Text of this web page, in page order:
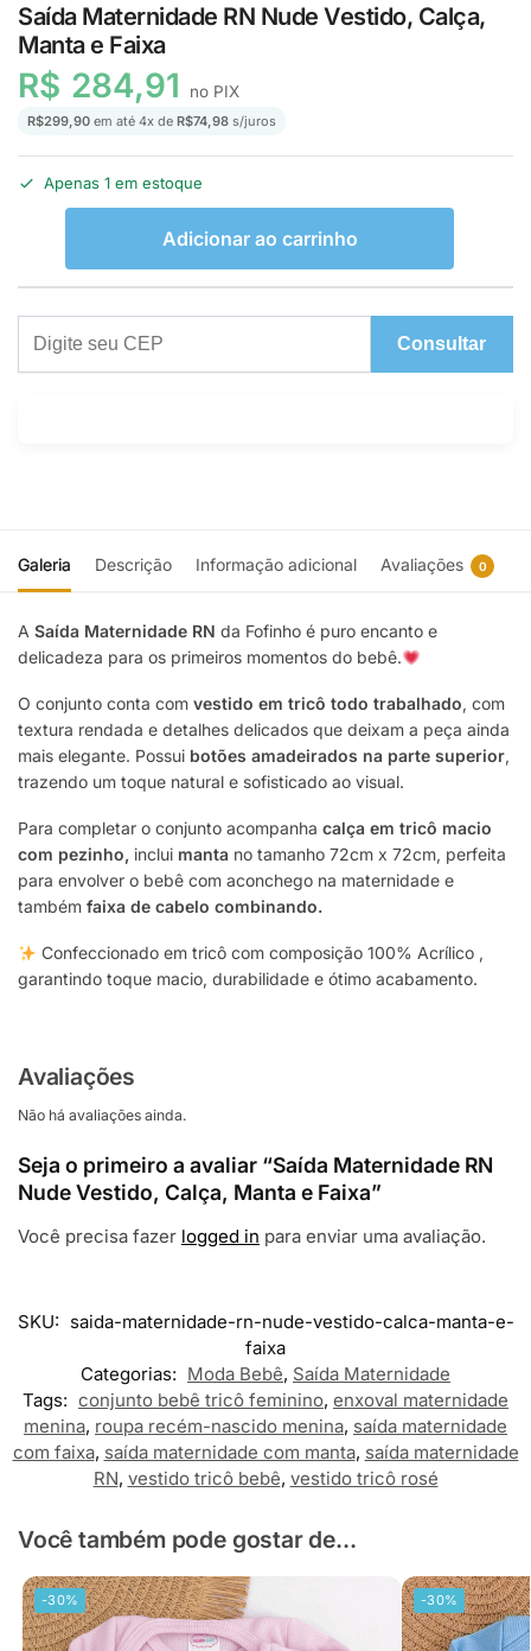
Saída Maternidade RN Nude Vestido, Calça,
Manta e Faixa
R$ 284,91 no PIX
R$299,90 em até 4x de R$74,98 s/juros
Apenas 1 em estoque
Adicionar ao carrinho
Consultar
Galeria Descrição Informação adicional Avaliações 0
A Saída Maternidade RN da Fofinho é puro encanto e
delicadeza para os primeiros momentos do bebê.
O conjunto conta com vestido em tricô todo trabalhado, com
textura rendada e detalhes delicados que deixam a peça ainda
mais elegante. Possui botões amadeirados na parte superior,
trazendo um toque natural e sofisticado ao visual.
Para completar o conjunto acompanha calça em tricô macio
com pezinho, inclui manta no tamanho 72cm x 72cm, perfeita
para envolver o bebê com aconchego na maternidade e
também faixa de cabelo combinando.
Confeccionado em tricô com composição 100% Acrílico ,
garantindo toque macio, durabilidade e ótimo acabamento.
Avaliações
Não há avaliações ainda.
Seja o primeiro a avaliar “Saída Maternidade RN
Nude Vestido, Calça, Manta e Faixa”
Você precisa fazer logged in para enviar uma avaliação.
SKU: saida-maternidade-rn-nude-vestido-calca-manta-e-
faixa
Categorias: Moda Bebê, Saída Maternidade
Tags: conjunto bebê tricô feminino, enxoval maternidade
menina, roupa recém-nascido menina, saída maternidade
com faixa, saída maternidade com manta, saída maternidade
RN, vestido tricô bebê, vestido tricô rosé
Você também pode gostar de...
-30% -30%